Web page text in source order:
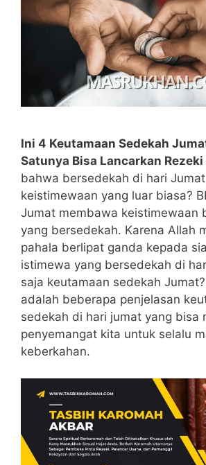
Ini 4 Keutamaan Sedekah
Satunya Bisa Lancarkan Rezeki
bahwa bersedekah di hari
keistimewaan yang luar biasa?
Jumat membawa keistimewaan
yang bersedekah. Karena Allah
pahala berlipat ganda kepada
istimewa yang bersedekah di
saja keutamaan sedekah
adalah beberapa penjelasan
sedekah di hari jumat yang bisa
penyemangat kita untuk selalu
keberkahan.